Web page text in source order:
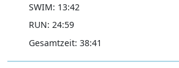
13:42
24:59
38:41